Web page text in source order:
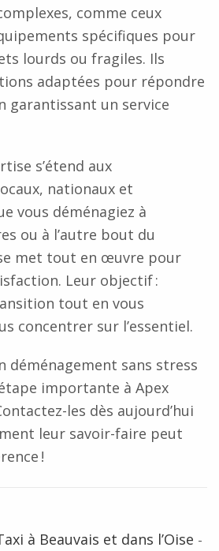
comme ceux
spécifiques pour
lourds ou fragiles. Ils
adaptées pour répondre
garantissant un service
s’étend aux
nationaux et
vous déménagiez à
ou à l’autre bout du
met tout en œuvre pour
Leur objectif :
tout en vous
concentrer sur l’essentiel.
déménagement sans stress
importante à Apex
les dès aujourd’hui
leur savoir-faire peut
!
à Beauvais et dans l’Oise -